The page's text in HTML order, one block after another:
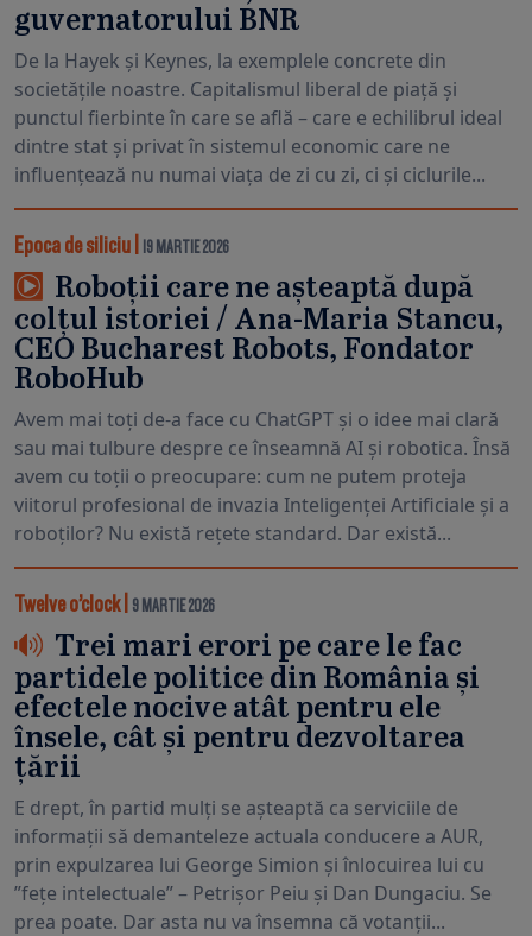
guvernatorului BNR
De la Hayek și Keynes, la exemplele concrete din
societățile noastre. Capitalismul liberal de piață și
punctul fierbinte în care se află – care e echilibrul ideal
dintre stat și privat în sistemul economic care ne
influențează nu numai viața de zi cu zi, ci și ciclurile...
Epoca de siliciu 19 MARTIE 2026
Roboții care ne așteaptă după
colțul istoriei / Ana-Maria Stancu,
CEO Bucharest Robots, Fondator
RoboHub
Avem mai toți de-a face cu ChatGPT și o idee mai clară
sau mai tulbure despre ce înseamnă AI și robotica. Însă
avem cu toții o preocupare: cum ne putem proteja
viitorul profesional de invazia Inteligenței Artificiale și a
roboților? Nu există rețete standard. Dar există...
Twelve o’clock| 9 MARTIE 2026
Trei mari erori pe care le fac
partidele politice din România și
efectele nocive atât pentru ele
însele, cât și pentru dezvoltarea
țării
E drept, în partid mulți se așteaptă ca serviciile de
informații să demanteleze actuala conducere a AUR,
prin expulzarea lui George Simion și înlocuirea lui cu
”fețe intelectuale” – Petrișor Peiu și Dan Dungaciu. Se
prea poate. Dar asta nu va însemna că votanții...